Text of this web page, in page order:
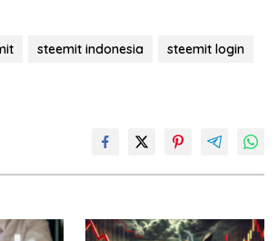
steemit indonesia
steemit login